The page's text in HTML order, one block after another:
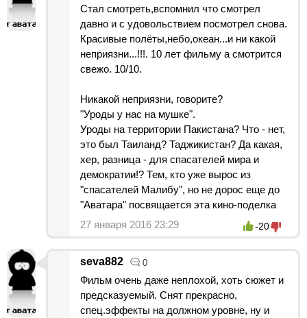
Стал смотреть,вспомнил что смотрел
давно и с удовольствием посмотрел снова.
Красивые полёты,небо,океан...и ни какой
неприязни...!!!. 10 лет фильму а смотрится
свежо. 10/10.
Никакой неприязни, говорите?
"Уроды у нас на мушке".
Уроды на территории Пакистана? Что - нет,
это был Таиланд? Таджикистан? Да какая,
хер, разница - для спасателей мира и
демократии!? Тем, кто уже вырос из
"спасателей Малибу", но не дорос еще до
"Аватара" посвящается эта кино-поделка
27 января 2016 23:29
-20
seva882 0
Фильм очень даже неплохой, хоть сюжет и
предсказуемый. Снят прекрасно,
спец.эффекты на должном уровне, ну и